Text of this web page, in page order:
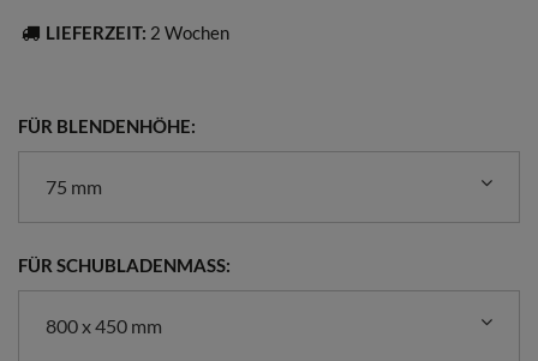
LIEFERZEIT: 2 Wochen
FÜR BLENDENHÖHE:
75 mm
FÜR SCHUBLADENMASS:
800 x 450 mm